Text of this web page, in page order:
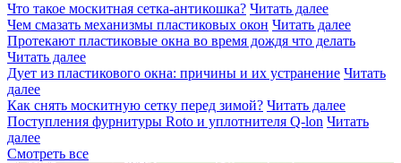
Что такое москитная сетка-антикошка? Читать далее
Чем смазать механизмы пластиковых окон Читать далее
Протекают пластиковые окна во время дождя что делать
Читать далее
Дует из пластикового окна: причины и их устранение Читать
далее
Как снять москитную сетку перед зимой? Читать далее
Поступления фурнитуры Roto и уплотнителя Q-lon Читать
далее
Смотреть все